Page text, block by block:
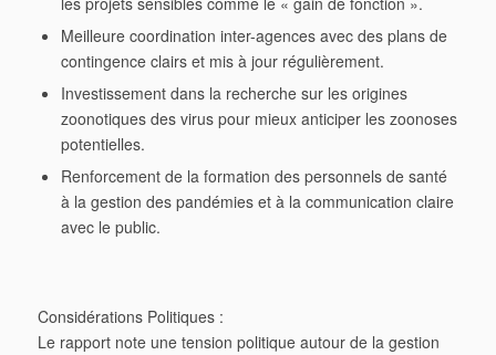
Meilleure coordination inter-agencesavec des plans de
contingence clairs et mis à jour régulièrement.
Investissement dans la recherchesur les origines
zoonotiques des virus pour mieux anticiper les zoonoses
potentielles.
Renforcement de la formation des personnels de santé
à la gestion des pandémies et à la communication claire
avec le public.
Considérations Politiques :
Le rapport note une tension politique autour de la gestion